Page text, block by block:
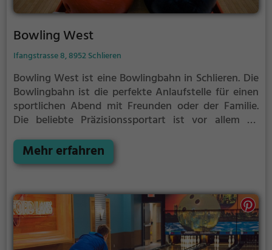
Bowling West
Ifangstrasse 8, 8952 Schlieren
Bowling West ist eine Bowlingbahn in Schlieren. Die
Bowlingbahn ist die perfekte Anlaufstelle für einen
sportlichen Abend mit Freunden oder der Familie.
Die beliebte Präzisionssportart ist vor allem an
Freizeitbeschäftigung, sportliche Betätigung und
Wettbewerbscharakter inklusive.
Mehr erfahren